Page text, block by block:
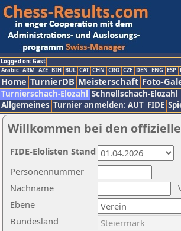
Logged on: Gast
Arabic ARM AZE BIH BUL CAT CHN CRO CZE DEN ENG ESP
Home TurnierDB Meisterschaft Foto-
Turnierschach-Elozahl Schnellschach-Elozahl
Allgemeines Turnier anmelden: AUT FIDE
Willkommen bei den
Nachname
Ebene
Personennummer
Bundesland
FIDE-Elolisten Stand